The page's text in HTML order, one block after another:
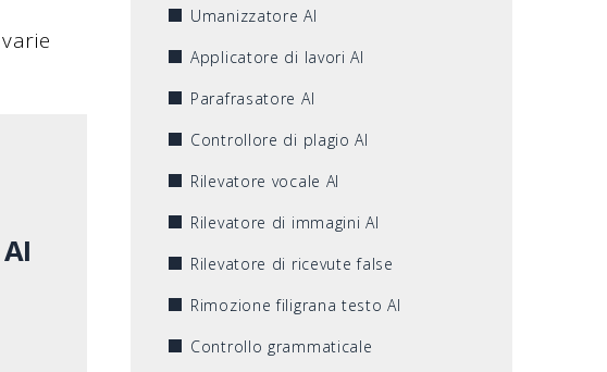
Umanizzatore AI
Applicatore di lavori AI
Parafrasatore AI
Controllore di plagio AI
Rilevatore vocale AI
Rilevatore di immagini AI
Rilevatore di ricevute false
Rimozione filigrana testo AI
Controllo grammaticale